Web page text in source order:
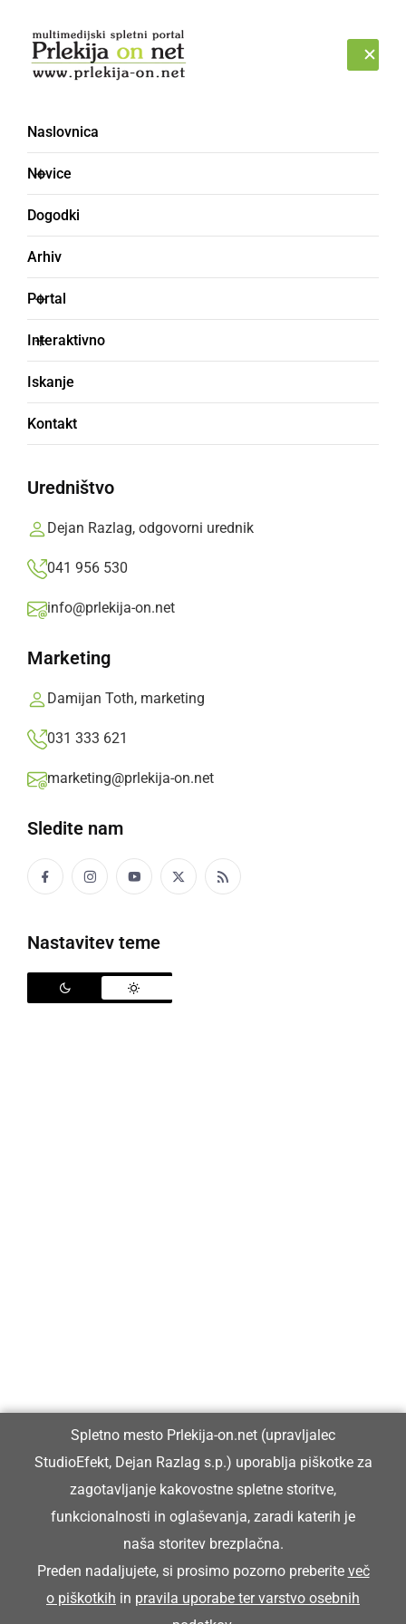
Naslovnica
Novice
Dogodki
Arhiv
Portal
Interaktivno
Iskanje
Kontakt
Uredništvo
Dejan Razlag, odgovorni urednik
041 956 530
info@prlekija-on.net
Marketing
Damijan Toth, marketing
031 333 621
marketing@prlekija-on.net
Sledite nam
Nastavitev teme
Andrej Anderlič
KULTURA IN IZOBRAŽEVANJE
Čas volitev
Družabno
Črna kronika
Šport
Politika
Gospodarstvo
Narava
Zanimivosti
Glavni in odgovorni urednik:
Dejan Razlag
info@prlekija-on.net
Spletno mesto Prlekija-on.net (upravljalec
StudioEfekt, Dejan Razlag s.p.) uporablja piškotke za
zagotavljanje kakovostne spletne storitve,
funkcionalnosti in oglaševanja, zaradi katerih je
naša storitev brezplačna.
Preden nadaljujete, si prosimo pozorno preberite več
o piškotkih in pravila uporabe ter varstvo osebnih